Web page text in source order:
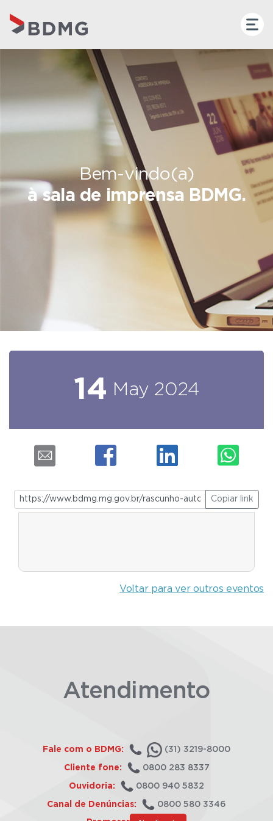
Bem-vindo(a)
à sala de imprensa BDMG.
14 May 2024
Copiar link
Voltar para ver outros eventos
Atendimento
Fale com o BDMG: (31) 3219-8000
Cliente fone: 0800 283 8337
Ouvidoria: 0800 940 5832
Canal de Denúncias: 0800 580 3346